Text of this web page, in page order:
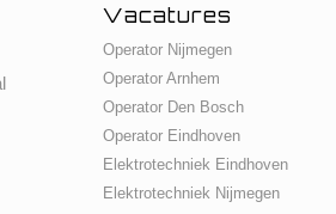
Vacatures
Operator Nijmegen
Operator Arnhem
Operator Den Bosch
Operator Eindhoven
Elektrotechniek Eindhoven
Elektrotechniek Nijmegen